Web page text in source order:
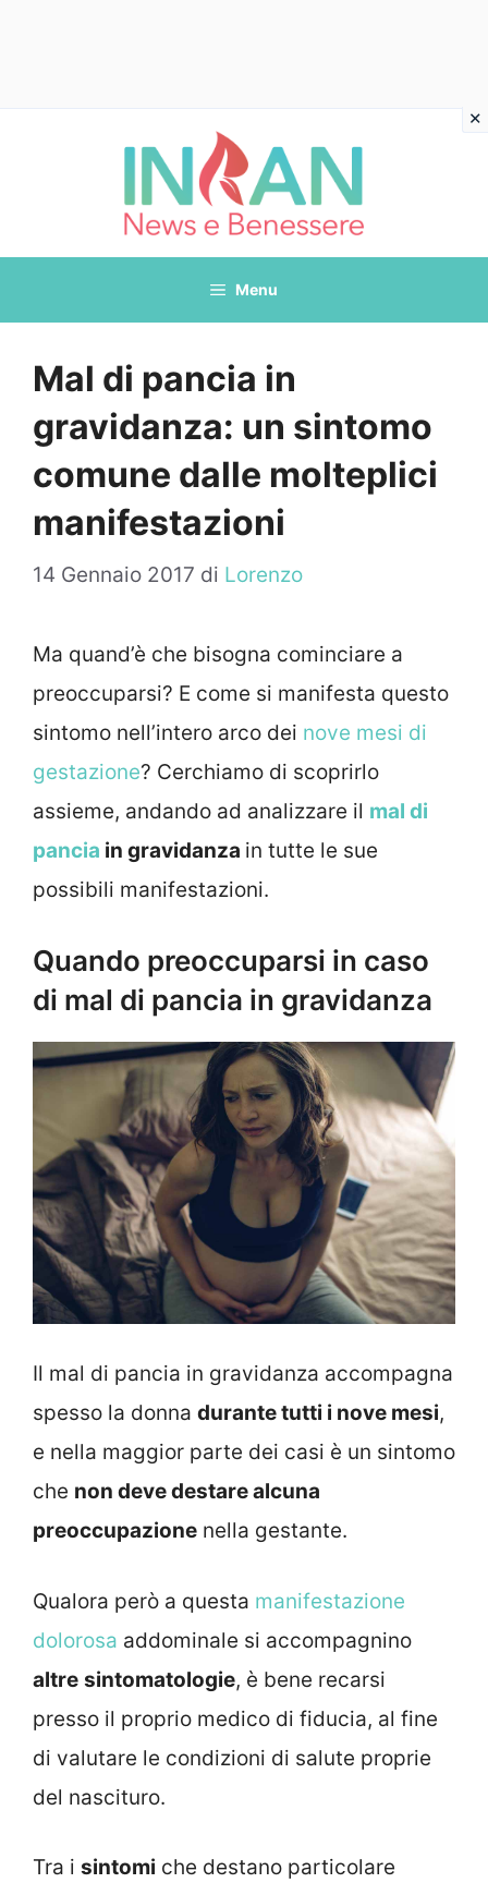
Menu
Mal di pancia in
gravidanza: un sintomo
comune dalle molteplici
manifestazioni
14 Gennaio 2017 di Lorenzo
Ma quand’è che bisogna cominciare a
preoccuparsi? E come si manifesta questo
sintomo nell’intero arco dei nove mesi di
gestazione? Cerchiamo di scoprirlo
assieme, andando ad analizzare il mal di
pancia in gravidanza in tutte le sue
possibili manifestazioni.
Quando preoccuparsi in caso
di mal di pancia in gravidanza
Il mal di pancia in gravidanza accompagna
spesso la donna durante tutti i nove mesi,
e nella maggior parte dei casi è un sintomo
che non deve destare alcuna
preoccupazione nella gestante.
Qualora però a questa manifestazione
dolorosa addominale si accompagnino
altre sintomatologie, è bene recarsi
presso il proprio medico di fiducia, al fine
di valutare le condizioni di salute proprie
del nascituro.
Tra i sintomi che destano particolare